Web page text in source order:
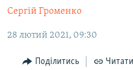
до
навігації
Перейти
ПОЛІТИКА
БЛОГИ
ПОГЛЯД
Сергій Громенко
28 лютий 2021, 09:30
Поділитись